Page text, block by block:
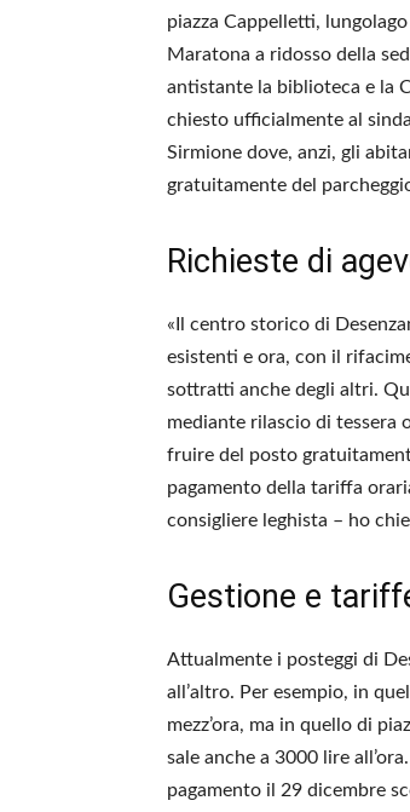
piazza Cappelletti,
Maratona a ridosso della
antistante la biblioteca e la
chiesto ufficialmente al
Sirmione dove, anzi, gli
gratuitamente del
Richieste di
«Il centro storico di
esistenti e ora, con il
sottratti anche degli altri.
mediante rilascio di
fruire del posto
pagamento della tariffa
consigliere leghista – ho
Gestione e
Attualmente i posteggi di
all’altro. Per esempio, in
mezz’ora, ma in quello di
sale anche a 3000 lire
pagamento il 29 dicembre